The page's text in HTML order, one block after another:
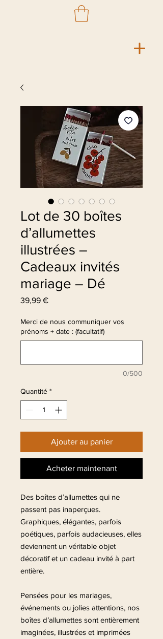
Lot de 30 boîtes
d’allumettes
illustrées –
Cadeaux invités
mariage – Dé
39,99 €Prix
Merci de nous communiquer vos
prénoms + date : (facultatif)
0/500
Quantité *
Ajouter au panier
Acheter maintenant
Des boîtes d’allumettes qui ne
passent pas inaperçues.
Graphiques, élégantes, parfois
poétiques, parfois audacieuses, elles
deviennent un véritable objet
décoratif et un cadeau invité à part
entière.
Pensées pour les mariages,
événements ou jolies attentions, nos
boîtes d’allumettes sont entièrement
imaginées, illustrées et imprimées